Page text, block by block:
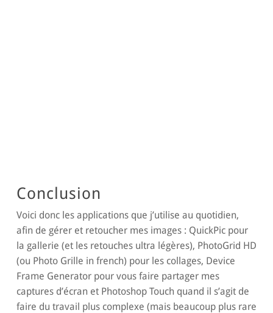
Conclusion
Voici donc les applications que j’utilise au quotidien,
afin de gérer et retoucher mes images : QuickPic pour
la gallerie (et les retouches ultra légères), PhotoGrid HD
(ou Photo Grille in french) pour les collages, Device
Frame Generator pour vous faire partager mes
captures d’écran et Photoshop Touch quand il s’agit de
faire du travail plus complexe (mais beaucoup plus rare